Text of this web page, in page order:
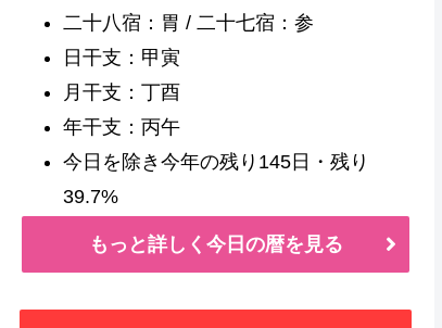
二十八宿：胃 / 二十七宿：参
日干支：甲寅
月干支：丁酉
年干支：丙午
今日を除き今年の残り145日・残り
39.7%
もっと詳しく今日の暦を見る